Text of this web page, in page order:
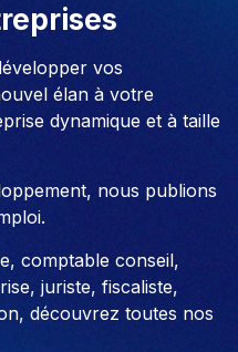
vos
élan à votre
dynamique et à taille
nous publions
comptable conseil,
juriste, fiscaliste,
découvrez toutes nos